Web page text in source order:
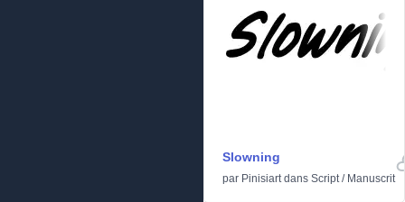
Slowning
par Pinisiartdans Script/ Manuscrit